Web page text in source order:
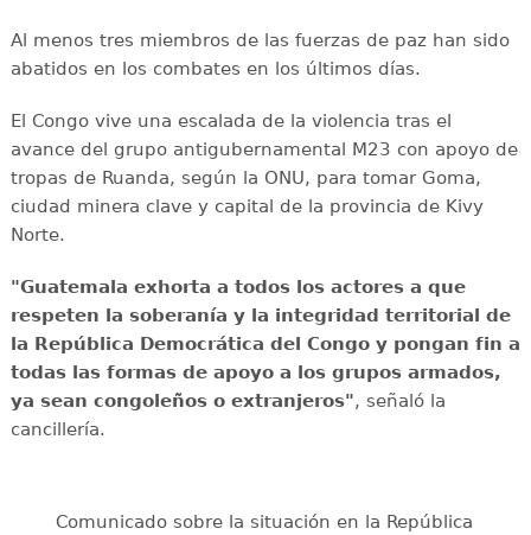
Al menos tres miembros de las fuerzas de paz han sido
abatidos en los combates en los últimos días.
El Congo vive una escalada de la violencia tras el
avance del grupo antigubernamental M23 con apoyo de
tropas de Ruanda, según la ONU, para tomar Goma,
ciudad minera clave y capital de la provincia de Kivy
Norte.
"Guatemala exhorta a todos los actores a que
respeten la soberanía y la integridad territorial de
la República Democrática del Congo y pongan fin a
todas las formas de apoyo a los grupos armados,
ya sean congoleños o extranjeros", señaló la
cancillería.
Comunicado sobre la situación en la República